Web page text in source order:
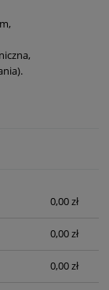
0,00 zł
0,00 zł
0,00 zł